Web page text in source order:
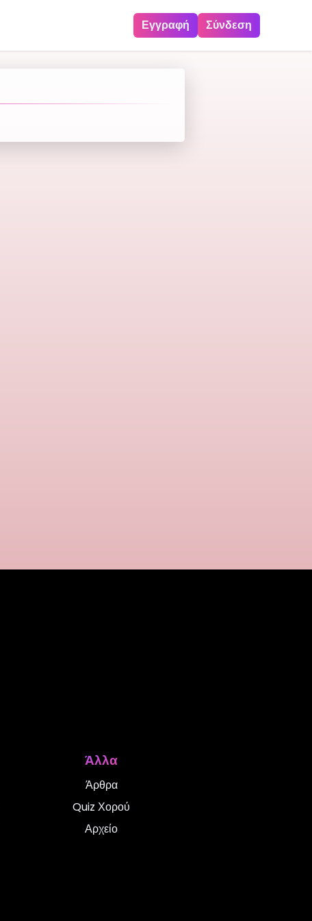
Εγγραφή Σύνδεση
Άλλα
Άρθρα
Quiz Χορού
Αρχείο